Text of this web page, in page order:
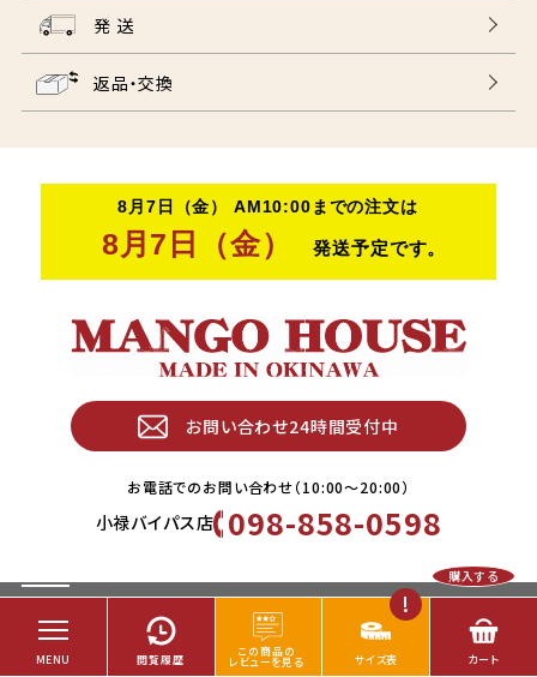
購入する
発 送
返品・交換
お問い合わせ24時間受付中
お電話でのお問い合わせ（10:00〜20:00）
小禄バイパス店 098-858-0598
特商法取引に基づく表記 プライバシーポリシー
Copyright © MANGO HOUSE. All rights Reserved.